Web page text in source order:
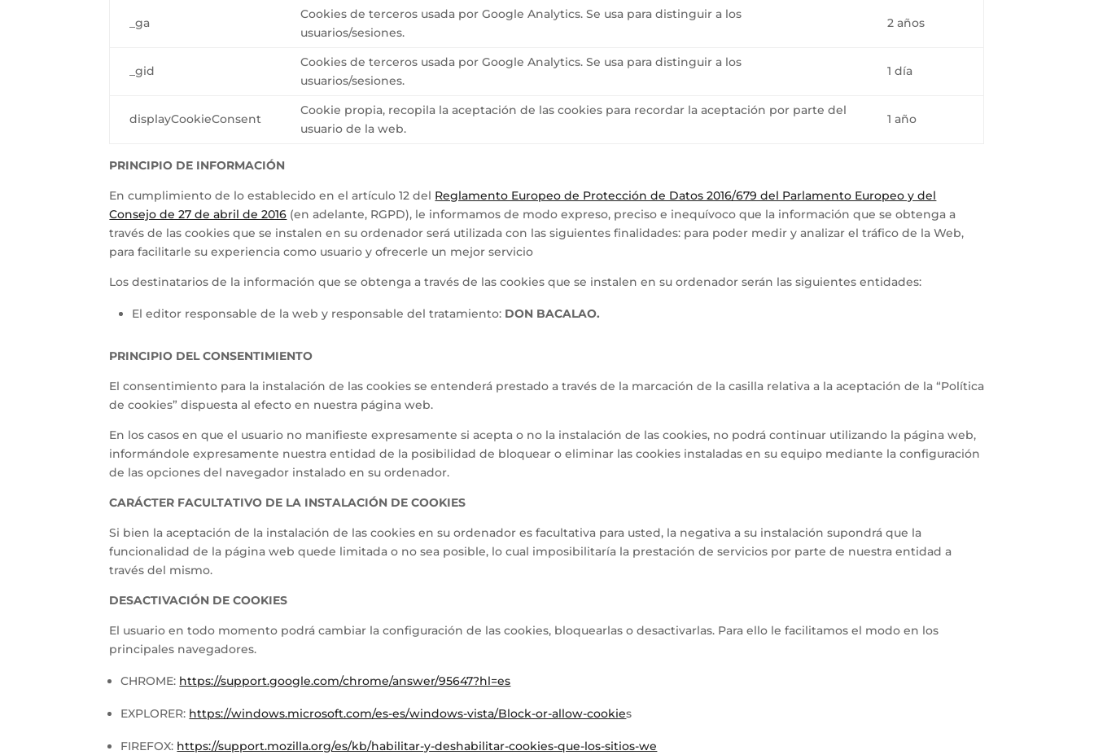
_ga
Cookies de terceros usada por Google Analytics. Se usa para distinguir a los
usuarios/sesiones.
2 años
_gid
Cookies de terceros usada por Google Analytics. Se usa para distinguir a los
usuarios/sesiones.
1 día
displayCookieConsent
Cookie propia, recopila la aceptación de las cookies para recordar la aceptación por parte del
usuario de la web.
1 año
PRINCIPIO DE INFORMACIÓN
En cumplimiento de lo establecido en el artículo 12 del Reglamento Europeo de Protección de Datos 2016/679 del Parlamento Europeo y del
Consejo de 27 de abril de 2016 (en adelante, RGPD), le informamos de modo expreso, preciso e inequívoco que la información que se obtenga a
través de las cookies que se instalen en su ordenador será utilizada con las siguientes finalidades: para poder medir y analizar el tráfico de la Web,
para facilitarle su experiencia como usuario y ofrecerle un mejor servicio
Los destinatarios de la información que se obtenga a través de las cookies que se instalen en su ordenador serán las siguientes entidades:
El editor responsable de la web y responsable del tratamiento: DON BACALAO.
PRINCIPIO DEL CONSENTIMIENTO
El consentimiento para la instalación de las cookies se entenderá prestado a través de la marcación de la casilla relativa a la aceptación de la “Política
de cookies” dispuesta al efecto en nuestra página web.
En los casos en que el usuario no manifieste expresamente si acepta o no la instalación de las cookies, no podrá continuar utilizando la página web,
informándole expresamente nuestra entidad de la posibilidad de bloquear o eliminar las cookies instaladas en su equipo mediante la configuración
de las opciones del navegador instalado en su ordenador.
CARÁCTER FACULTATIVO DE LA INSTALACIÓN DE COOKIES
Si bien la aceptación de la instalación de las cookies en su ordenador es facultativa para usted, la negativa a su instalación supondrá que la
funcionalidad de la página web quede limitada o no sea posible, lo cual imposibilitaría la prestación de servicios por parte de nuestra entidad a
través del mismo.
DESACTIVACIÓN DE COOKIES
El usuario en todo momento podrá cambiar la configuración de las cookies, bloquearlas o desactivarlas. Para ello le facilitamos el modo en los
principales navegadores.
CHROME: https://support.google.com/chrome/answer/95647?hl=es
EXPLORER: https://windows.microsoft.com/es-es/windows-vista/Block-or-allow-cookies
FIREFOX: https://support.mozilla.org/es/kb/habilitar-y-deshabilitar-cookies-que-los-sitios-we